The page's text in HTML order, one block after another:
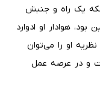
یک راه و جنبش
هوادار او ادوارد
او را می‌توان
و در عرصه عمل